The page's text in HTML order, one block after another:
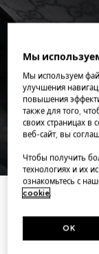
7
GG jacquard
Мы
Мы используем
улучшения
повышения
также для того,
своих страницах в
веб-сайт, вы
Чтобы получить
технологиях и их
ознакомьтесь с
cookie.
OK